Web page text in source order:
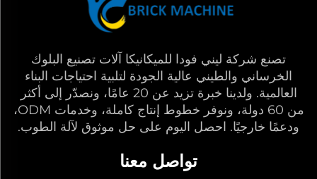
تصنع شركة ليني فودا للميكانيكا آلات تصنيع البلوك
الخرساني والطيني عالية الجودة لتلبية احتياجات البناء
العالمية. ولدينا خبرة تزيد عن 20 عامًا، ونصدّر إلى أكثر
من 60 دولة، ونوفر خطوط إنتاج كاملة، وخدمات ODM،
ودعمًا خارجيًا. احصل اليوم على حل موثوق لآلة الطوب.
تواصل معنا